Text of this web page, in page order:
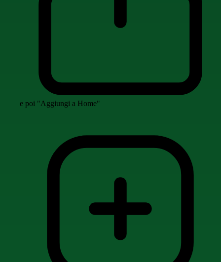
e poi "Aggiungi a Home"